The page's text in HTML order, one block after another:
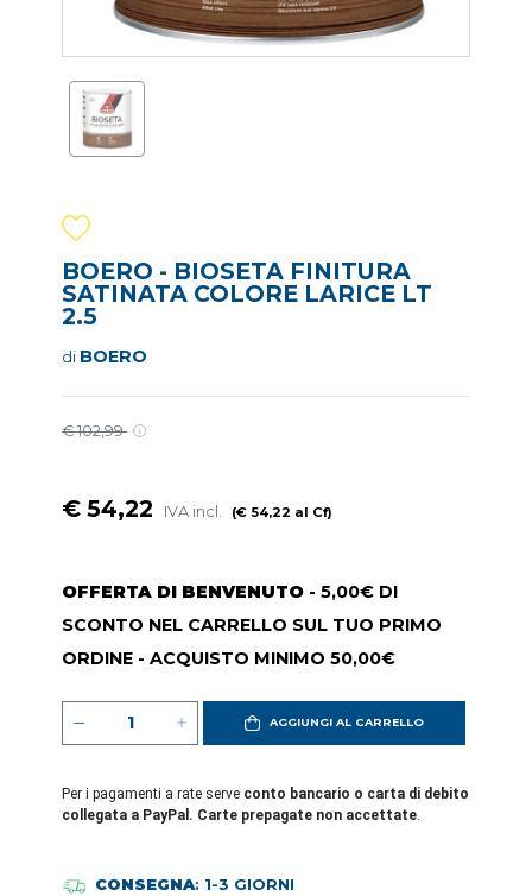
BOERO - BIOSETA FINITURA
SATINATA COLORE LARICE LT
2.5
di BOERO
€ 102,99
€ 54,22 IVA incl. (€ 54,22 al Cf)
OFFERTA DI BENVENUTO - 5,00€ DI
SCONTO NEL CARRELLO SUL TUO PRIMO
ORDINE - ACQUISTO MINIMO 50,00€
AGGIUNGI AL CARRELLO
Per i pagamenti a rate serve conto bancario o carta di debito
collegata a PayPal. Carte prepagate non accettate.
CONSEGNA: 1-3 GIORNI